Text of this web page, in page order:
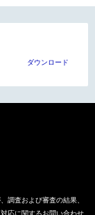
ダウンロード
調査および審査の結果、
応に関するお問い合わせ